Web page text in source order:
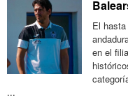
El
en el
...